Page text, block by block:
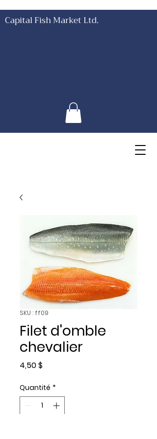
Capital Fish Market Ltd.
SKU : ff09
Filet d'omble
chevalier
4,50 $
Quantité *